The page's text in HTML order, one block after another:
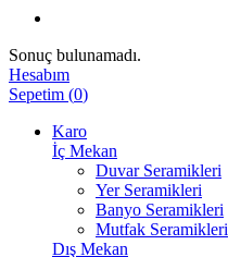
Sonuç bulunamadı.
Hesabım
Sepetim (0)
Karo
İç Mekan
Duvar Seramikleri
Yer Seramikleri
Banyo Seramikleri
Mutfak Seramikleri
Dış Mekan